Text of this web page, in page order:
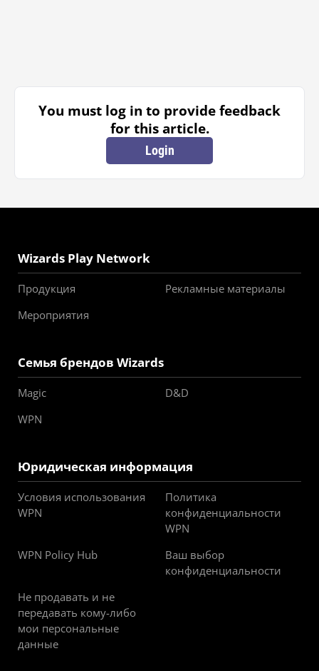
You must log in to provide feedback
for this article.
Login
Wizards Play Network
Продукция
Рекламные материалы
Мероприятия
Семья брендов Wizards
Magic
D&D
WPN
Юридическая информация
Условия использования
WPN
Политика
конфиденциальности
WPN
WPN Policy Hub
Ваш выбор
конфиденциальности
Не продавать и не
передавать кому-либо
мои персональные
данные